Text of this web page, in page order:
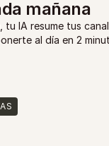
mañana
tu IA resume tus
al día en 2